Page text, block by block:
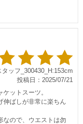
タッフ_300430_H:153cm
投稿日：2025/07/21
ットスーツ。
伸ばしが非常に楽ちん
なので、ウエストは勿